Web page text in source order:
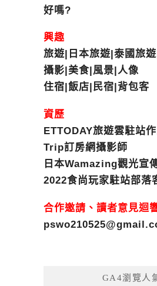
好嗎?
興趣
旅遊|日本旅遊|泰國旅
攝影|美食|風景|人像
住宿|飯店|民宿|背包客
資歷
ETTODAY旅遊雲駐站
Trip訂房網攝影師
日本Wamazing觀光宣
2022食尚玩家駐站部落
合作邀請、讀者意見迴
GA4瀏覽人